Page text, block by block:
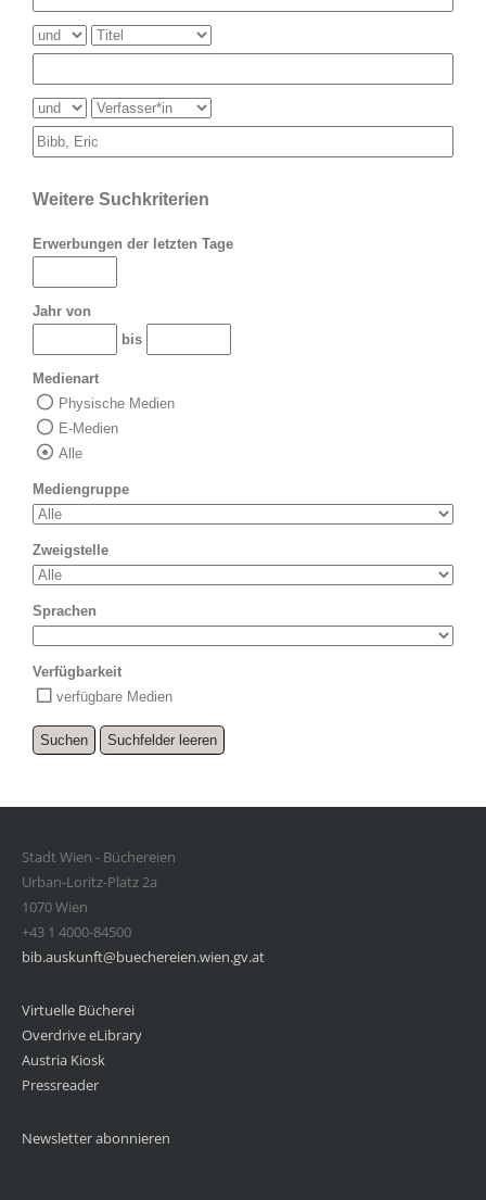
Weitere Suchkriterien
Erwerbungen der letzten Tage
Jahr von
bis
Medienart
Physische Medien
E-Medien
Alle
Mediengruppe
Zweigstelle
Sprachen
Verfügbarkeit
verfügbare Medien
Stadt Wien - Büchereien
Urban-Loritz-Platz 2a
1070 Wien
+43 1 4000-84500
bib.auskunft@buechereien.wien.gv.at
Virtuelle Bücherei
Overdrive eLibrary
Austria Kiosk
Pressreader
Newsletter abonnieren